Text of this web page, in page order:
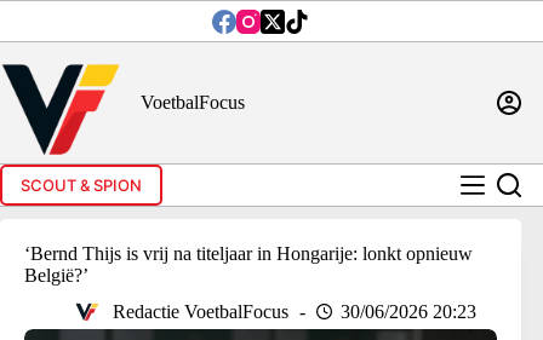
inhoud
VoetbalFocus
SCOUT & SPION
‘Bernd Thijs is vrij na titeljaar in Hongarije: lonkt opnieuw
België?’
Redactie VoetbalFocus
30/06/2026 20:23